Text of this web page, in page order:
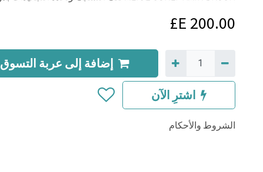
200.00
إضافة إلى عربة التسوق
اشترِ الآن
الشروط والأحكام